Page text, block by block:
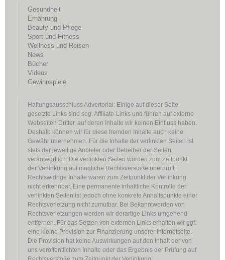
Gesundheit
Ernährung
Beauty und Pflege
Sport und Fitness
Wellness und Reisen
News
Bücher
Videos
Gewinnspiele
Haftungsausschluss Advertorial: Einige auf dieser Seite
gesetzte Links sind sog. Affiliate-Links und führen auf externe
Webseiten Dritter, auf deren Inhalte wir keinen Einfluss haben.
Deshalb können wir für diese fremden Inhalte auch keine
Gewähr übernehmen. Für die Inhalte der verlinkten Seiten ist
stets der jeweilige Anbieter oder Betreiber der Seiten
verantwortlich. Die verlinkten Seiten wurden zum Zeitpunkt
der Verlinkung auf mögliche Rechtsverstöße überprüft.
Rechtswidrige Inhalte waren zum Zeitpunkt der Verlinkung
nicht erkennbar. Eine permanente inhaltliche Kontrolle der
verlinkten Seiten ist jedoch ohne konkrete Anhaltspunkte einer
Rechtsverletzung nicht zumutbar. Bei Bekanntwerden von
Rechtsverletzungen werden wir derartige Links umgehend
entfernen. Für das Setzen von externen Links erhalten wir ggf.
eine kleine Provision zur Finanzierung unserer Internetseite.
Die Provision hat keine Auswirkungen auf den Inhalt der von
uns veröffentlichten Inhalte oder das Ergebnis der Prüfung auf
Rechtsverstöße zum Zeitpunkt der Verlinkung.